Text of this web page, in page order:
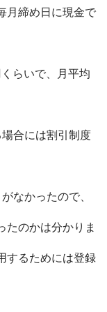
月締め日に現金で
らいで、月平均
合には割引制度
なかったので、
たのかは分かりま
するためには登録